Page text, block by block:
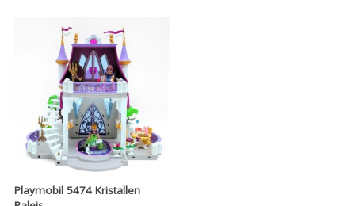
Playmobil 5474 Kristallen